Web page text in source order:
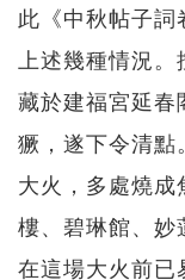
此《中秋帖子
上述幾種情況。
藏於建福宮延
獗，遂下令清點
大火，多處燒
樓、碧琳館、
在這場大火前已